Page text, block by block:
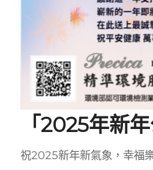
「2025年新年
祝2025新年新氣象，幸福